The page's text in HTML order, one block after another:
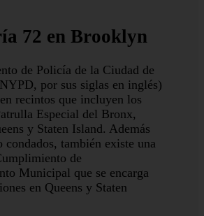
72 en Brooklyn
de Policía de la Ciudad de
por sus siglas en inglés)
recintos que incluyen los
Especial del Bronx,
y Staten Island. Además
condados, también existe una
de
Municipal que se encarga
en Queens y Staten